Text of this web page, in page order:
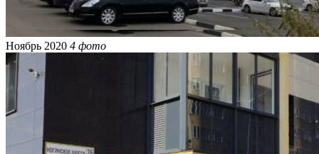
Ноябрь 2020 4 фото